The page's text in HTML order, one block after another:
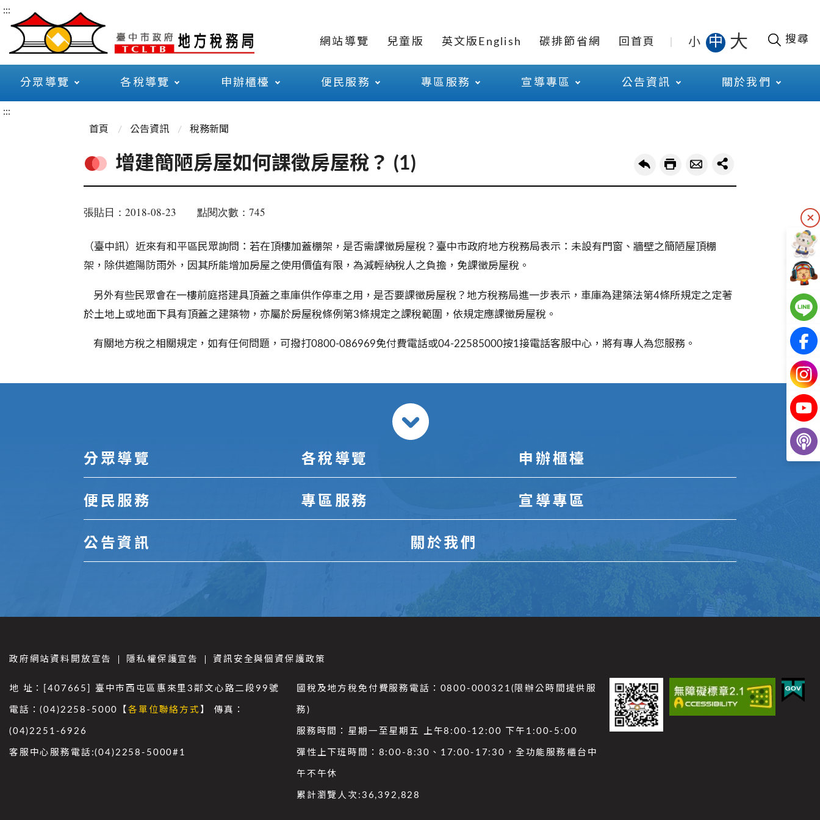
:::
網站導覽 兒童版 英文版English 碳排節省網 回首頁 小 中 大 搜尋
分眾導覽 各稅導覽 申辦櫃檯 便民服務 專區服務 宣導專區 公告資訊 關於我們
:::
首頁
公告資訊 稅務新聞
增建簡陋房屋如何課徵房屋稅？ (1)
張貼日：2018-08-23 點閱次數：745
（臺中訊）近來有和平區民眾詢問：若在頂樓加蓋棚架，是否需課徵房屋稅？臺中市政府地方稅務局表示：未設有門窗、牆壁之簡陋屋頂棚
架，除供遮陽防雨外，因其所能增加房屋之使用價值有限，為減輕納稅人之負擔，免課徵房屋稅。
另外有些民眾會在一樓前庭搭建具頂蓋之車庫供作停車之用，是否要課徵房屋稅？地方稅務局進一步表示，車庫為建築法第4條所規定之定著
於土地上或地面下具有頂蓋之建築物，亦屬於房屋稅條例第3條規定之課稅範圍，依規定應課徵房屋稅。
有關地方稅之相關規定，如有任何問題，可撥打0800-086969免付費電話或04-22585000按1接電話客服中心，將有專人為您服務。
分眾導覽 各稅導覽 申辦櫃檯
便民服務 專區服務 宣導專區
公告資訊 關於我們
政府網站資料開放宣告 隱私權保護宣告 資訊安全與個資保護政策
地 址：[407665] 臺中市西屯區惠來里3鄰文心路二段99號
電話：(04)2258-5000【各單位聯絡方式 】 傳真：
(04)2251-6926
客服中心服務電話:(04)2258-5000#1
國稅及地方稅免付費服務電話：0800-000321(限辦公時間提供服
務)
服務時間：星期一至星期五 上午8:00-12:00 下午1:00-5:00
彈性上下班時間：8:00-8:30、17:00-17:30，全功能服務櫃台中
午不午休
累計瀏覽人次: 36,392,828